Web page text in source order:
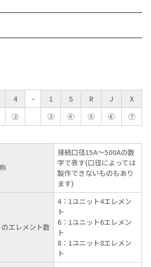
4 – 1 S R J
X
② ③ ④ ⑤ ⑥ ⑦
接続口径15A～500Aの数
字で表す(口径によっては
製作できないものもあり
ます)
エレメント数
4：1ユニット4エレメン
ト
6：1ユニット6エレメン
ト
8：1ユニット8エレメン
ト